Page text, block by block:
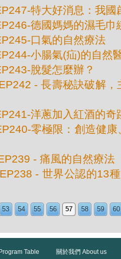
特大好消息：我
德國媽媽的濕毛巾
口氣的自然療法
小腸氣(疝)的自然
脫髮怎麼辦？
- 長壽秘訣破解
洋蔥加入紅酒的奇
零極限：創造健
- 痛風的自然療法
- 世界公認的13
53 54 55 56 57 58 59 60
Table 關於我們 About us